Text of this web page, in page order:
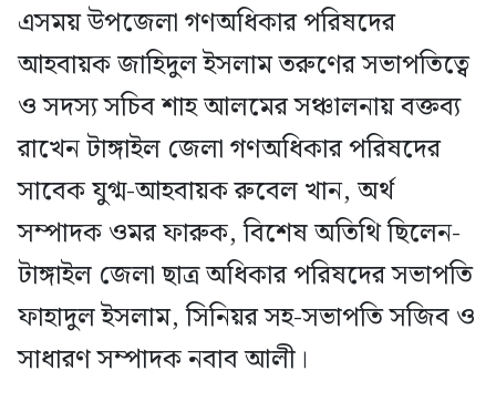
এসময় উপজেলা গণঅধিকার পরিষদের
আহবায়ক জাহিদুল ইসলাম তরুণের সভাপতিত্বে
ও সদস্য সচিব শাহ আলমের সঞ্চালনায় বক্তব্য
রাখেন টাঙ্গাইল জেলা গণঅধিকার পরিষদের
সাবেক যুগ্ম-আহবায়ক রুবেল খান, অর্থ
সম্পাদক ওমর ফারুক, বিশেষ অতিথি ছিলেন-
টাঙ্গাইল জেলা ছাত্র অধিকার পরিষদের সভাপতি
ফাহাদুল ইসলাম, সিনিয়র সহ-সভাপতি সজিব ও
সাধারণ সম্পাদক নবাব আলী।